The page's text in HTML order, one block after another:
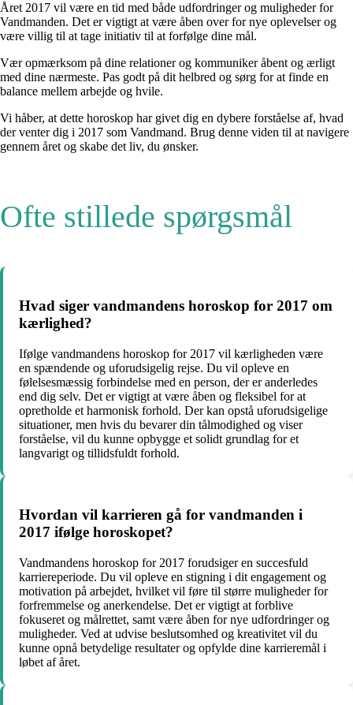
Året 2017 vil være en tid med både udfordringer og muligheder for
Vandmanden. Det er vigtigt at være åben over for nye oplevelser og
være villig til at tage initiativ til at forfølge dine mål.
Vær opmærksom på dine relationer og kommuniker åbent og ærligt
med dine nærmeste. Pas godt på dit helbred og sørg for at finde en
balance mellem arbejde og hvile.
Vi håber, at dette horoskop har givet dig en dybere forståelse af, hvad
der venter dig i 2017 som Vandmand. Brug denne viden til at navigere
gennem året og skabe det liv, du ønsker.
Ofte stillede spørgsmål
Hvad siger vandmandens horoskop for 2017 om
kærlighed?
Ifølge vandmandens horoskop for 2017 vil kærligheden være
en spændende og uforudsigelig rejse. Du vil opleve en
følelsesmæssig forbindelse med en person, der er anderledes
end dig selv. Det er vigtigt at være åben og fleksibel for at
opretholde et harmonisk forhold. Der kan opstå uforudsigelige
situationer, men hvis du bevarer din tålmodighed og viser
forståelse, vil du kunne opbygge et solidt grundlag for et
langvarigt og tillidsfuldt forhold.
Hvordan vil karrieren gå for vandmanden i
2017 ifølge horoskopet?
Vandmandens horoskop for 2017 forudsiger en succesfuld
karriereperiode. Du vil opleve en stigning i dit engagement og
motivation på arbejdet, hvilket vil føre til større muligheder for
forfremmelse og anerkendelse. Det er vigtigt at forblive
fokuseret og målrettet, samt være åben for nye udfordringer og
muligheder. Ved at udvise beslutsomhed og kreativitet vil du
kunne opnå betydelige resultater og opfylde dine karrieremål i
løbet af året.